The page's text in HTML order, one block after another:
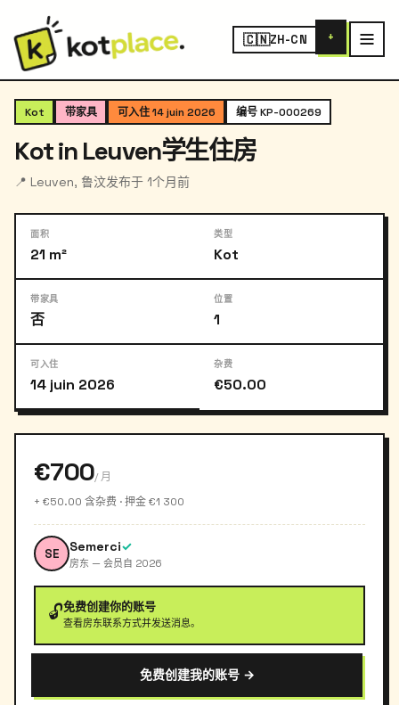
🇨🇳ZH-CN +
‹ ›
Kot 带家具 可入住 14 juin 2026 编号 KP-000269
Kot in Leuven学生住房
📍 Leuven, 鲁汶发布于 1个月前
面积
21 m²
类型
Kot
带家具
否
位置
1
可入住
14 juin 2026
杂费
€50.00
€700/ 月
+ €50.00 含杂费 · 押金 €1 300
SE Semerci✓
房东 — 会员自 2026
🔓免费创建你的账号
查看房东联系方式并发送消息。
免费创建我的账号 →